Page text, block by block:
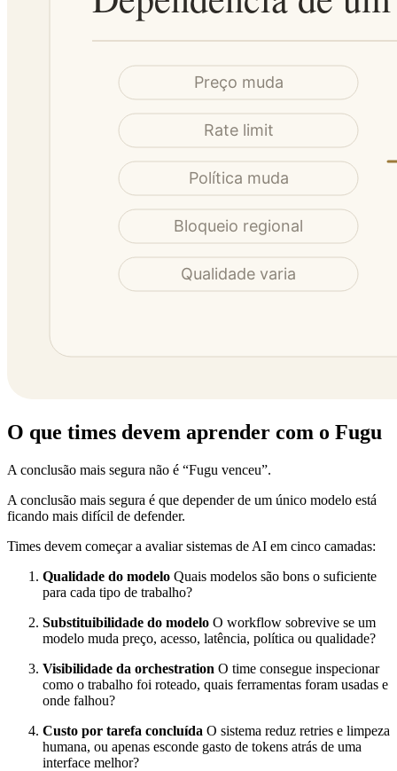
O que times devem aprender com o Fugu
A conclusão mais segura não é “Fugu venceu”.
A conclusão mais segura é que depender de um único modelo está
ficando mais difícil de defender.
Times devem começar a avaliar sistemas de AI em cinco camadas:
Qualidade do modelo Quais modelos são bons o suficiente
para cada tipo de trabalho?
Substituibilidade do modelo O workflow sobrevive se um
modelo muda preço, acesso, latência, política ou qualidade?
Visibilidade da orchestration O time consegue inspecionar
como o trabalho foi roteado, quais ferramentas foram usadas e
onde falhou?
Custo por tarefa concluída O sistema reduz retries e limpeza
humana, ou apenas esconde gasto de tokens atrás de uma
interface melhor?